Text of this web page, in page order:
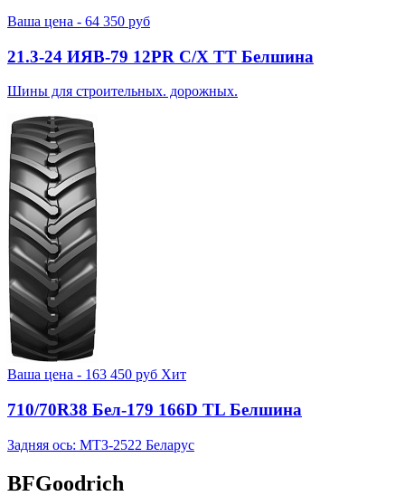
Ваша цена - 64 350 руб
21.3-24 ИЯВ-79 12PR С/Х TT Белшина
Шины для строительных. дорожных.
Ваша цена - 163 450 руб Хит
710/70R38 Бел-179 166D TL Белшина
Задняя ось: МТЗ-2522 Беларус
BFGoodrich